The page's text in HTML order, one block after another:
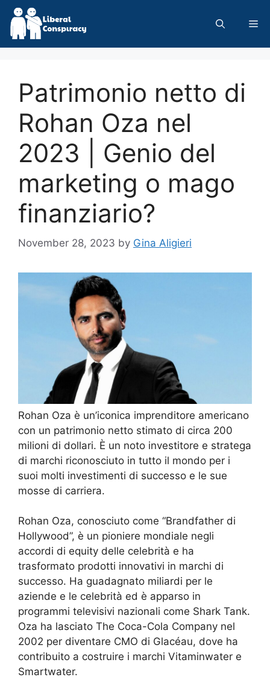
Skip
content
Patrimonio netto di
Rohan Oza nel
2023 | Genio del
marketing o mago
finanziario?
November 28, 2023 by Gina Aligieri
Rohan Oza è un’iconica imprenditore americano
con un patrimonio netto stimato di circa 200
milioni di dollari. È un noto investitore e stratega
di marchi riconosciuto in tutto il mondo per i
suoi molti investimenti di successo e le sue
mosse di carriera.
Rohan Oza, conosciuto come “Brandfather di
Hollywood”, è un pioniere mondiale negli
accordi di equity delle celebrità e ha
trasformato prodotti innovativi in marchi di
successo. Ha guadagnato miliardi per le
aziende e le celebrità ed è apparso in
programmi televisivi nazionali come Shark Tank.
Oza ha lasciato The Coca-Cola Company nel
2002 per diventare CMO di Glacéau, dove ha
contribuito a costruire i marchi Vitaminwater e
Smartwater.